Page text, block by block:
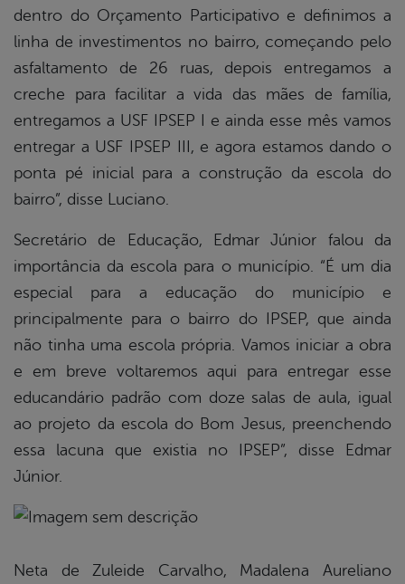
dentro do Orçamento Participativo e definimos a
linha de investimentos no bairro, começando pelo
asfaltamento de 26 ruas, depois entregamos a
creche para facilitar a vida das mães de família,
entregamos a USF IPSEP I e ainda esse mês vamos
entregar a USF IPSEP III, e agora estamos dando o
ponta pé inicial para a construção da escola do
bairro”, disse Luciano.
Secretário de Educação, Edmar Júnior falou da
importância da escola para o município. “É um dia
especial para a educação do município e
principalmente para o bairro do IPSEP, que ainda
não tinha uma escola própria. Vamos iniciar a obra
e em breve voltaremos aqui para entregar esse
educandário padrão com doze salas de aula, igual
ao projeto da escola do Bom Jesus, preenchendo
essa lacuna que existia no IPSEP”, disse Edmar
Júnior.
Neta de Zuleide Carvalho, Madalena Aureliano